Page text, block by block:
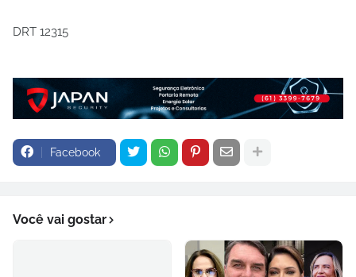
DRT 12315
Facebook
Você vai gostar